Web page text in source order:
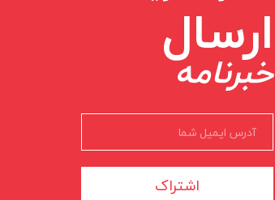
ارسال
خبرنامه
اشتراک